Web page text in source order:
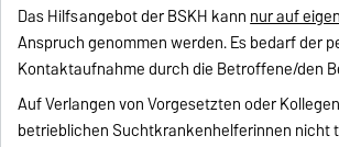
Das Hilfsangebot der BSKH kannnur auf
Anspruch genommen werden. Es bedarf der
Kontaktaufnahme durch die Betroffene/den
Auf Verlangen von Vorgesetzten oder
betrieblichen Suchtkrankenhelferinnen nicht